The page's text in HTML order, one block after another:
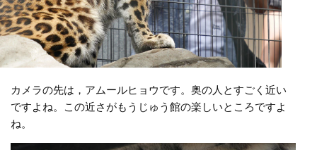
カメラの先は，アムールヒョウです。奥の人とすごく近い
ですよね。この近さがもうじゅう館の楽しいところですよ
ね。